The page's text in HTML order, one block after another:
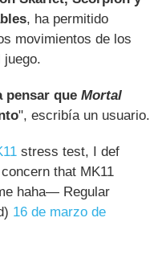
, ha permitido
movimientos de los
juego.
pensar queMortal
", escribía un usuario.
stress test, I def
that MK11
haha— Regular
16 de marzo de